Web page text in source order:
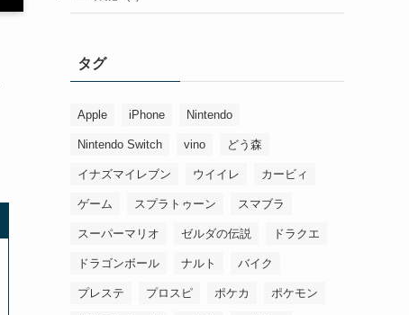
タグ
Apple iPhone Nintendo
Nintendo Switch vino どう森
イナズマイレブン ウイイレ カービィ
ゲーム スプラトゥーン スマブラ
スーパーマリオ ゼルダの伝説 ドラクエ
ドラゴンボール ナルト バイク
プレステ プロスピ ポケカ ポケモン